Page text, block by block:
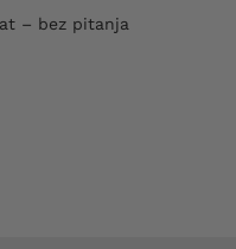
– bez pitanja